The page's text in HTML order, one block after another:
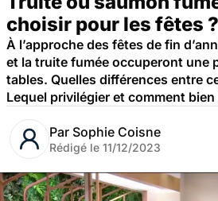
choisir pour les fêtes ?
À l’approche des fêtes de fin
et la truite fumée occuperont une
tables. Quelles différences entre
Lequel privilégier et comment bien
Par Sophie Coisne
Rédigé le 11/12/2023